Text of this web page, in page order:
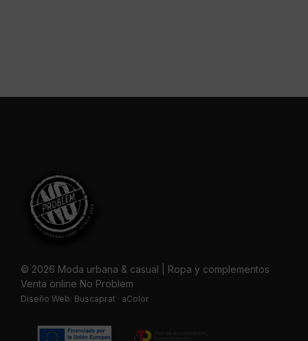
© 2026 Moda urbana & casual | Ropa y complementos
Venta online No Problem
Diseño Web: Buscaprat · aColor